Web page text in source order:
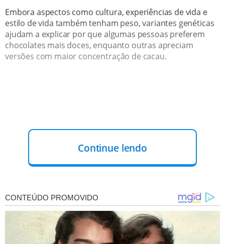
Embora aspectos como cultura, experiências de vida e
estilo de vida também tenham peso, variantes genéticas
ajudam a explicar por que algumas pessoas preferem
chocolates mais doces, enquanto outras apreciam
versões com maior concentração de cacau.
Continue lendo